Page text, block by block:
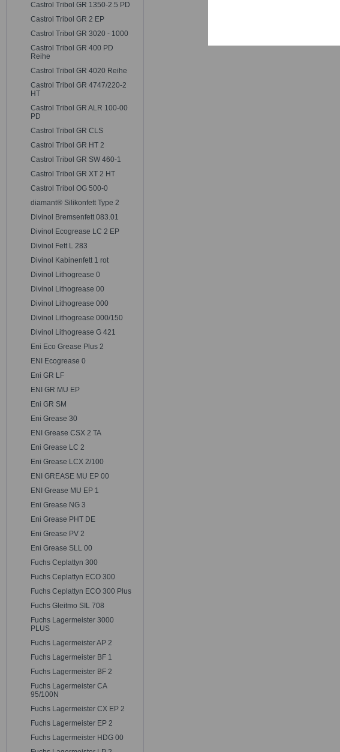
Castrol Tribol GR 1350-2.5 PD
Castrol Tribol GR 2 EP
Castrol Tribol GR 3020 - 1000
Castrol Tribol GR 400 PD
Reihe
Castrol Tribol GR 4020 Reihe
Castrol Tribol GR 4747/220-2
HT
Castrol Tribol GR ALR 100-00
PD
Castrol Tribol GR CLS
Castrol Tribol GR HT 2
Castrol Tribol GR SW 460-1
Castrol Tribol GR XT 2 HT
Castrol Tribol OG 500-0
diamant® Silikonfett Type 2
Divinol Bremsenfett 083.01
Divinol Ecogrease LC 2 EP
Divinol Fett L 283
Divinol Kabinenfett 1 rot
Divinol Lithogrease 0
Divinol Lithogrease 00
Divinol Lithogrease 000
Divinol Lithogrease 000/150
Divinol Lithogrease G 421
Eni Eco Grease Plus 2
ENI Ecogrease 0
Eni GR LF
ENI GR MU EP
Eni GR SM
Eni Grease 30
ENI Grease CSX 2 TA
Eni Grease LC 2
Eni Grease LCX 2/100
ENI GREASE MU EP 00
ENI Grease MU EP 1
Eni Grease NG 3
Eni Grease PHT DE
Eni Grease PV 2
Eni Grease SLL 00
Fuchs Ceplattyn 300
Fuchs Ceplattyn ECO 300
Fuchs Ceplattyn ECO 300 Plus
Fuchs Gleitmo SIL 708
Fuchs Lagermeister 3000
PLUS
Fuchs Lagermeister AP 2
Fuchs Lagermeister BF 1
Fuchs Lagermeister BF 2
Fuchs Lagermeister CA
95/100N
Fuchs Lagermeister CX EP 2
Fuchs Lagermeister EP 2
Fuchs Lagermeister HDG 00